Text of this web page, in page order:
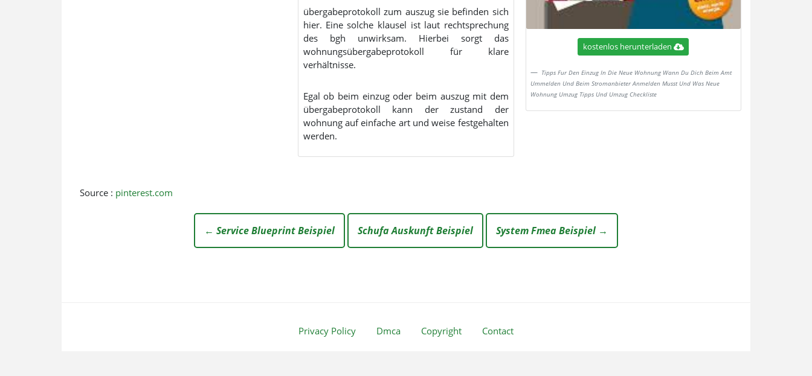
übergabeprotokoll zum auszug sie befinden sich
hier. Eine solche klausel ist laut rechtsprechung
des bgh unwirksam. Hierbei sorgt das
wohnungsübergabeprotokoll für klare
verhältnisse.
Egal ob beim einzug oder beim auszug mit dem
übergabeprotokoll kann der zustand der
wohnung auf einfache art und weise festgehalten
werden.
kostenlos herunterladen
Tipps Fur Den Einzug In Die Neue Wohnung Wann Du Dich Beim Amt
Ummelden Und Beim Stromanbieter Anmelden Musst Und Was Neue
Wohnung Umzug Tipps Und Umzug Checkliste
Source : pinterest.com
← Service Blueprint Beispiel Schufa Auskunft Beispiel System Fmea Beispiel →
Privacy Policy Dmca Copyright Contact